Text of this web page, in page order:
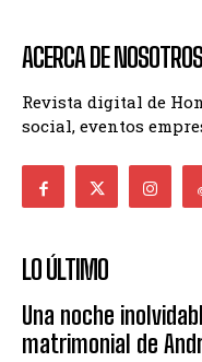
ACERCA DE NOSOTROS
Revista digital de
social, eventos
LO ÚLTIMO
Una noche
matrimonial de